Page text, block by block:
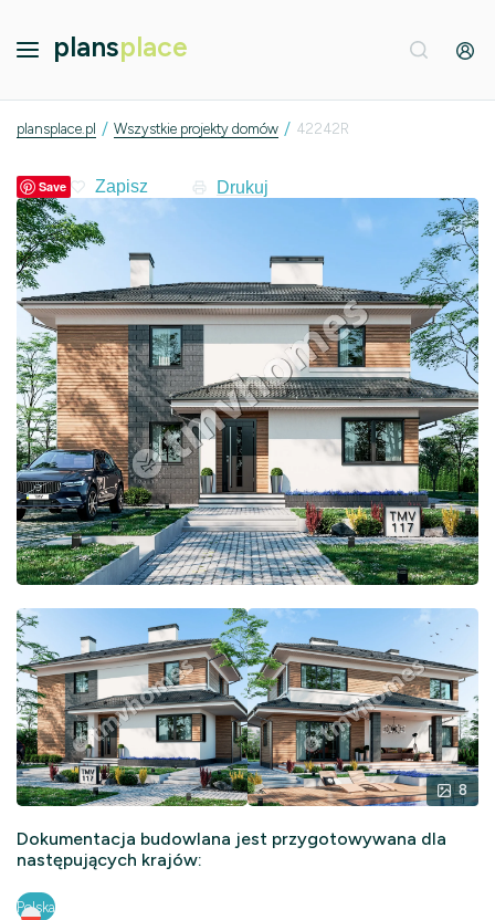
plansplace
plansplace.pl / Wszystkie projekty domów / 42242R
Save Drukuj
8
Dokumentacja budowlana jest przygotowywana dla
następujących krajów:
Polska